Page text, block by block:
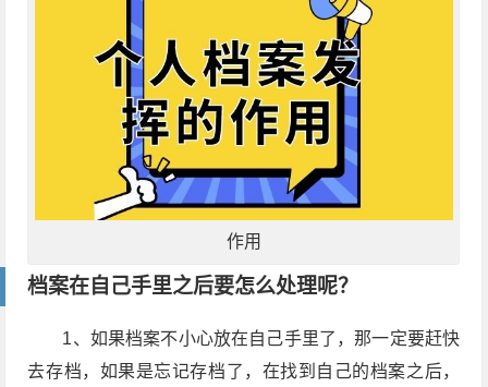
作用
档案在自己手里之后要怎么处理呢？
1、如果档案不小心放在自己手里了，那一定要赶快
去存档，如果是忘记存档了，在找到自己的档案之后，